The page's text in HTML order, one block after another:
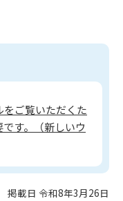
をご覧いただくた
す。（新しいウ
掲載日 令和8年3月26日